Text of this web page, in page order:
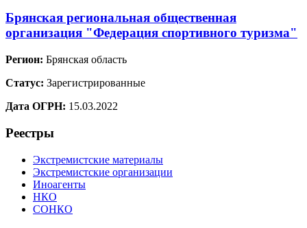
Брянская региональная общественная
организация "Федерация спортивного туризма"
Регион: Брянская область
Статус: Зарегистрированные
Дата ОГРН: 15.03.2022
Реестры
Экстремистские материалы
Экстремистские организации
Иноагенты
НКО
СОНКО